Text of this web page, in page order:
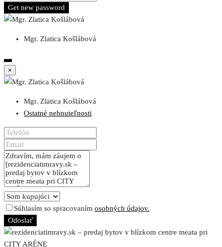
Get new password
Mgr. Zlatica Košlábová
×
Mgr. Zlatica Košlábová
Ostatné nehnuteľnosti
Súhlasím so spracovaním osobných údajov.
Odoslať